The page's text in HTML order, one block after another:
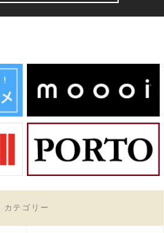
カテゴリー